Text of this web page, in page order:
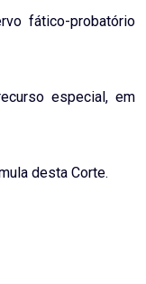
fático-probatório
especial, em
desta Corte.